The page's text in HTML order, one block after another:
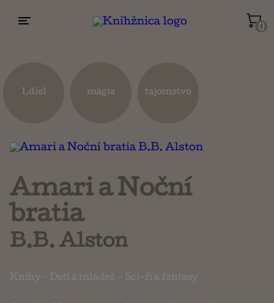
0
1.diel mágia tajomstvo
Amari a Noční
bratia
B.B. Alston
Knihy - Deti a mládež - Sci-fi a fantasy